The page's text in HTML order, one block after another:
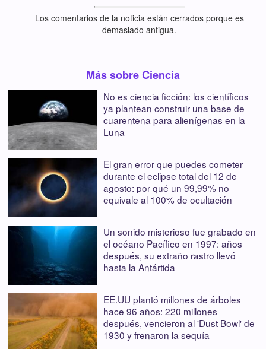
Los comentarios de la noticia están cerrados porque es
demasiado antigua.
Más sobre Ciencia
No es ciencia ficción: los científicos
ya plantean construir una base de
cuarentena para alienígenas en la
Luna
El gran error que puedes cometer
durante el eclipse total del 12 de
agosto: por qué un 99,99% no
equivale al 100% de ocultación
Un sonido misterioso fue grabado en
el océano Pacífico en 1997: años
después, su extraño rastro llevó
hasta la Antártida
EE.UU plantó millones de árboles
hace 96 años: 220 millones
después, vencieron al 'Dust Bowl' de
1930 y frenaron la sequía